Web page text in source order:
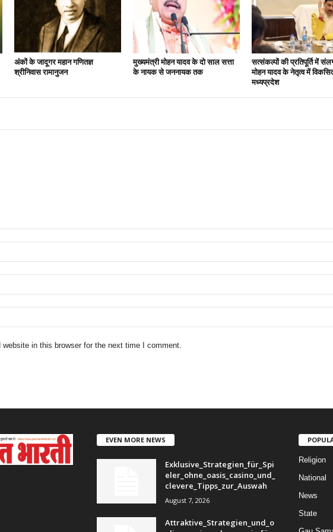
अंकों के जादूगर महान गणितज्ञ
श्रीनिवास रामानुजन
मुख्यमंत्री मोहन यादव के दो साल सत्ता
के नायक से जननायक तक
सत्‍संकल्‍पों की प्रतिपूर्ति में
मोहन यादव के नेतृत्‍व में
मध्‍यप्रदेश
in this browser for the next time I comment.
EVEN MORE NEWS
Exklusive_Strategien_für_Spi
eler_ohne_oasis_casino_und_
clevere_Tipps_zur_Auswah
August 7, 2026
Attraktive_Strategien_und_o
Religion
National
News
State